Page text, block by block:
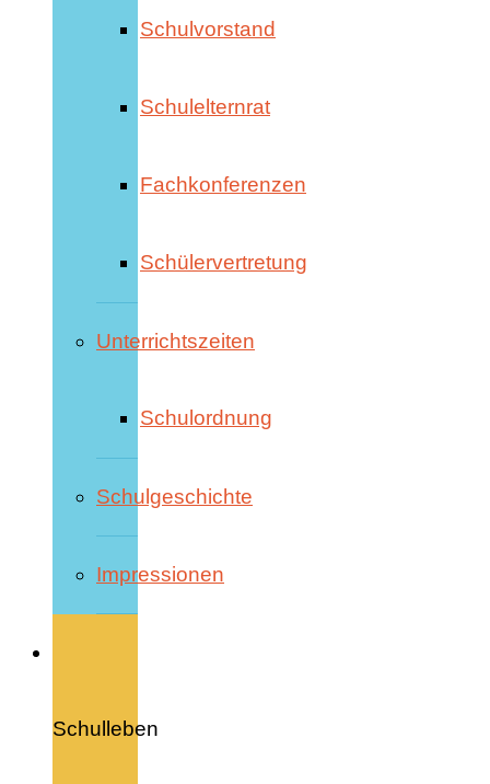
Schulvorstand
Schulelternrat
Fachkonferenzen
Schülervertretung
Unterrichtszeiten
Schulordnung
Schulgeschichte
Impressionen
Schulleben